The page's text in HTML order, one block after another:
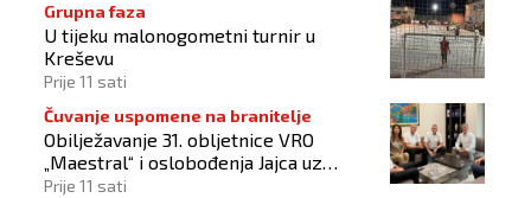
Grupna faza
U tijeku malonogometni turnir u
Kreševu
Prije 11 sati
Čuvanje uspomene na branitelje
Obilježavanje 31. obljetnice VRO
„Maestral“ i oslobođenja Jajca uz
pokroviteljstvo HNS-a BiH
Prije 11 sati